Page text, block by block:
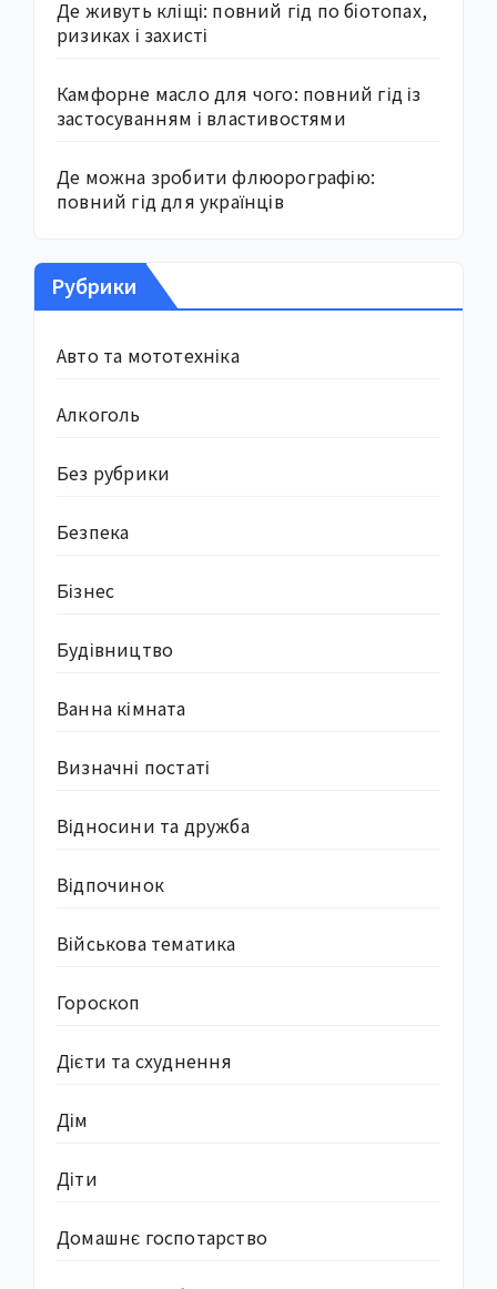
Де живуть кліщі: повний гід по біотопах,
ризиках і захисті
Камфорне масло для чого: повний гід із
застосуванням і властивостями
Де можна зробити флюорографію:
повний гід для українців
Рубрики
Авто та мототехніка
Алкоголь
Без рубрики
Безпека
Бізнес
Будівництво
Ванна кімната
Визначні постаті
Відносини та дружба
Відпочинок
Військова тематика
Гороскоп
Дієти та схуднення
Дім
Діти
Домашнє госпотарство